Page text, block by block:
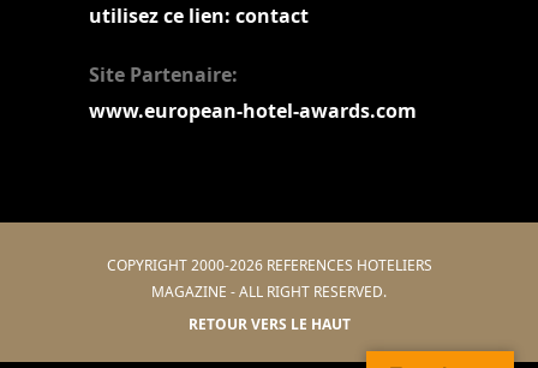
utilisez ce lien: contact
Site Partenaire:
www.european-hotel-awards.com
COPYRIGHT 2000-2026 REFERENCES HOTELIERS
MAGAZINE - ALL RIGHT RESERVED.
RETOUR VERS LE HAUT